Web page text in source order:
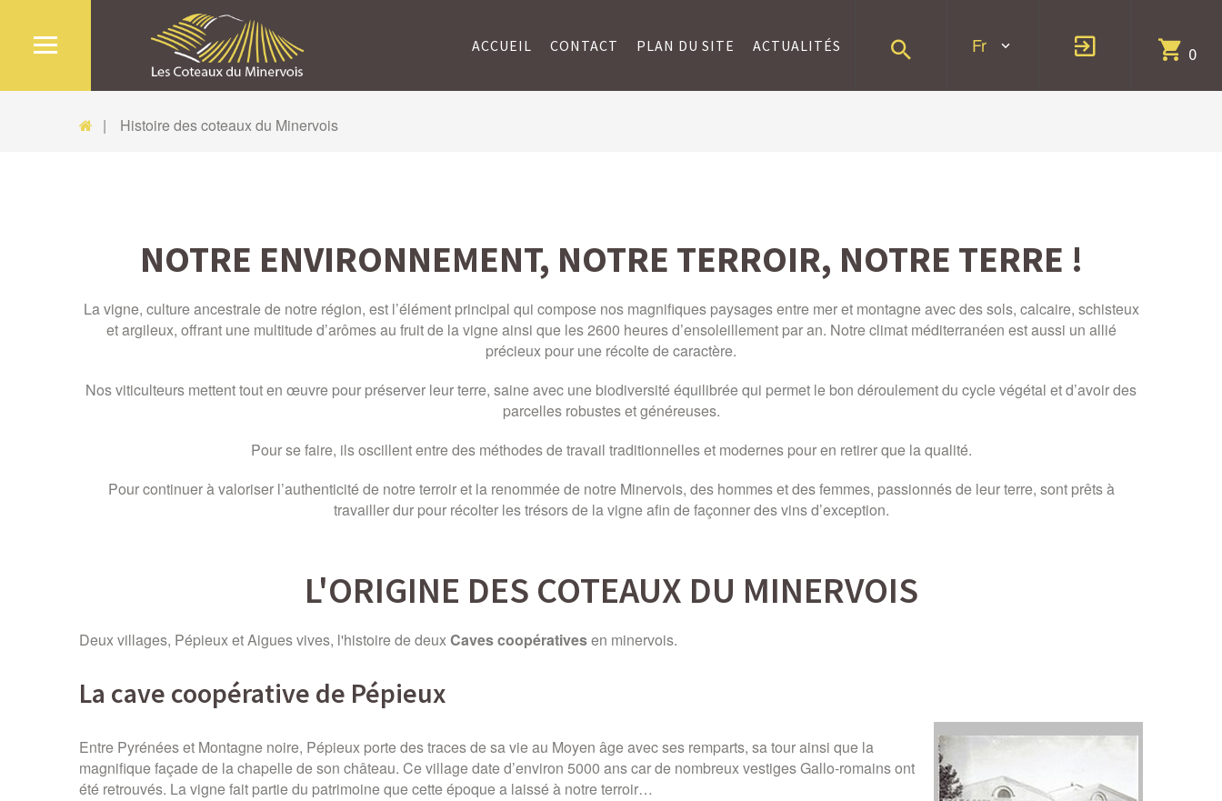
0
Fr
ACCUEIL CONTACT PLAN DU SITE ACTUALITÉS
Histoire des coteaux du Minervois
NOTRE ENVIRONNEMENT, NOTRE TERROIR, NOTRE TERRE !
La vigne, culture ancestrale de notre région, est l’élément principal qui compose nos magnifiques paysages entre mer et montagne avec des sols, calcaire, schisteux
et argileux, offrant une multitude d’arômes au fruit de la vigne ainsi que les 2600 heures d’ensoleillement par an. Notre climat méditerranéen est aussi un allié
précieux pour une récolte de caractère.
Nos viticulteurs mettent tout en œuvre pour préserver leur terre, saine avec une biodiversité équilibrée qui permet le bon déroulement du cycle végétal et d’avoir des
parcelles robustes et généreuses.
Pour se faire, ils oscillent entre des méthodes de travail traditionnelles et modernes pour en retirer que la qualité.
Pour continuer à valoriser l’authenticité de notre terroir et la renommée de notre Minervois, des hommes et des femmes, passionnés de leur terre, sont prêts à
travailler dur pour récolter les trésors de la vigne afin de façonner des vins d’exception.
L'ORIGINE DES COTEAUX DU MINERVOIS
Deux villages, Pépieux et Aigues vives, l'histoire de deuxCaves coopérativesen minervois.
La cave coopérative de Pépieux
Entre Pyrénées et Montagne noire, Pépieux porte des traces de sa vie au Moyen âge avec ses remparts, sa tour ainsi que la
magnifique façade de la chapelle de son château. Ce village date d’environ 5000 ans car de nombreux vestiges Gallo-romains ont
été retrouvés. La vigne fait partie du patrimoine que cette époque a laissé à notre terroir…